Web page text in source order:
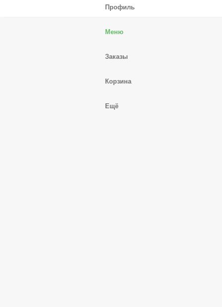
Профиль
Меню
Заказы
Корзина